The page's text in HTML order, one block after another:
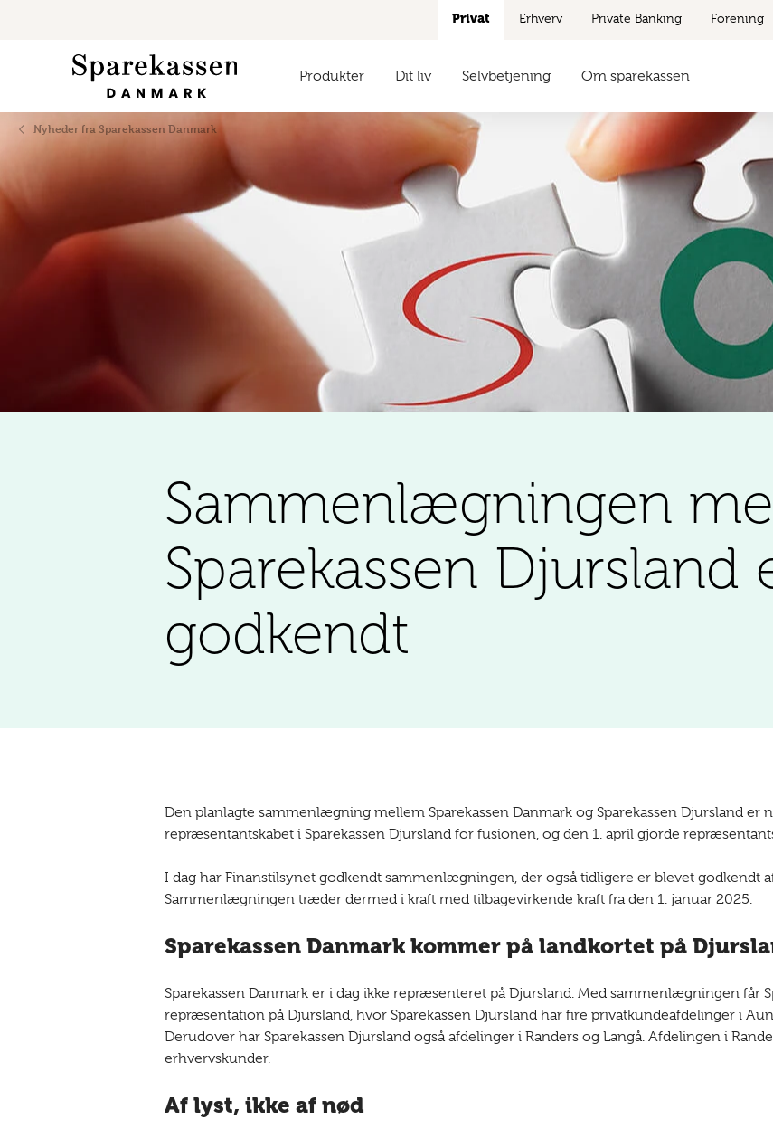
Nyheder fra Sparekassen Danmark
Privat Erhverv Private Banking Forening
Produkter Dit liv Selvbetjening Om sparekassen
Sammenlægningen
Sparekassen Djursland
godkendt
Den planlagte sammenlægning mellem Sparekassen Danmark og Sparekassen Djursland er
repræsentantskabet i Sparekassen Djursland for fusionen, og den 1. april gjorde
I dag har Finanstilsynet godkendt sammenlægningen, der også tidligere er blevet godkendt
Sammenlægningen træder dermed i kraft med tilbagevirkende kraft fra den 1. januar 2025.
Sparekassen Danmark kommer på landkortet på
Sparekassen Danmark er i dag ikke repræsenteret på Djursland. Med sammenlægningen får
repræsentation på Djursland, hvor Sparekassen Djursland har fire privatkundeafdelinger i
Derudover har Sparekassen Djursland også afdelinger i Randers og Langå. Afdelingen i
erhvervskunder.
Af lyst, ikke af nød